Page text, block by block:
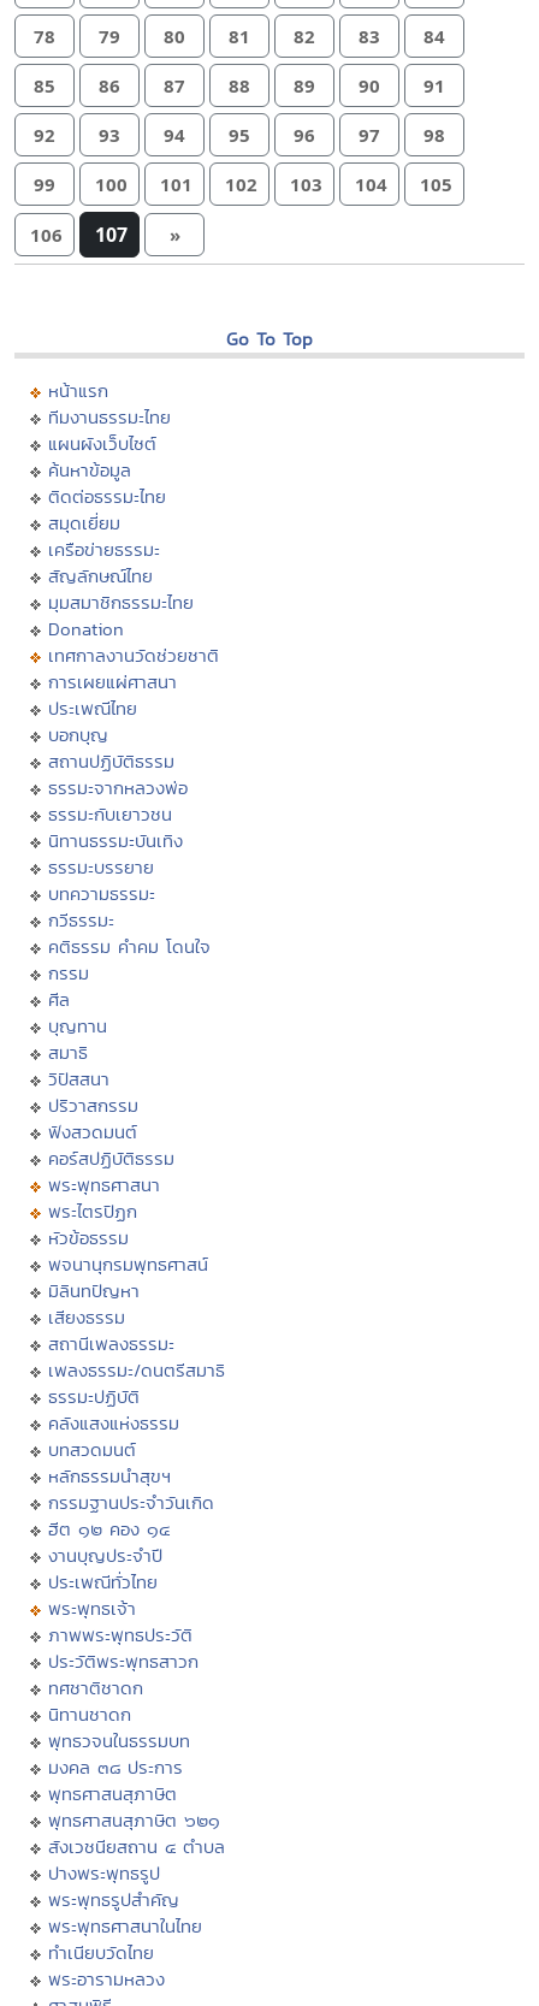
78 79 80 81 82 83 84
85 86 87 88 89 90 91
92 93 94 95 96 97 98
99 100 101 102 103 104 105
106 107 »
Go To Top
หน้าแรก
ทีมงานธรรมะไทย
แผนผังเว็บไซต์
ค้นหาข้อมูล
ติดต่อธรรมะไทย
สมุดเยี่ยม
เครือข่ายธรรมะ
สัญลักษณ์ไทย
มุมสมาชิกธรรมะไทย
Donation
เทศกาลงานวัดช่วยชาติ
การเผยแผ่ศาสนา
ประเพณีไทย
บอกบุญ
สถานปฏิบัติธรรม
ธรรมะจากหลวงพ่อ
ธรรมะกับเยาวชน
นิทานธรรมะบันเทิง
ธรรมะบรรยาย
บทความธรรมะ
กวีธรรมะ
คติธรรม คำคม โดนใจ
กรรม
ศีล
บุญทาน
สมาธิ
วิปัสสนา
ปริวาสกรรม
ฟังสวดมนต์
คอร์สปฏิบัติธรรม
พระพุทธศาสนา
พระไตรปิฏก
หัวข้อธรรม
พจนานุกรมพุทธศาสน์
มิลินทปัญหา
เสียงธรรม
สถานีเพลงธรรมะ
เพลงธรรมะ/ดนตรีสมาธิ
ธรรมะปฏิบัติ
คลังแสงแห่งธรรม
บทสวดมนต์
หลักธรรมนำสุขฯ
กรรมฐานประจำวันเกิด
ฮีต ๑๒ คอง ๑๔
งานบุญประจำปี
ประเพณีทั่วไทย
พระพุทธเจ้า
ภาพพระพุทธประวัติ
ประวัติพระพุทธสาวก
ทศชาติชาดก
นิทานชาดก
พุทธวจนในธรรมบท
มงคล ๓๘ ประการ
พุทธศาสนสุภาษิต
พุทธศาสนสุภาษิต ๖๒๑
สังเวชนียสถาน ๔ ตำบล
ปางพระพุทธรูป
พระพุทธรูปสำคัญ
พระพุทธศาสนาในไทย
ทำเนียบวัดไทย
พระอารามหลวง